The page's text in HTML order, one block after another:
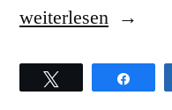
„Helen
–
weiterlesen